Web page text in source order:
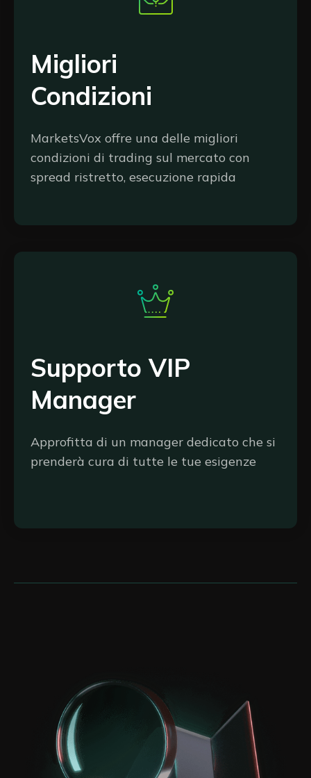
Supporto VIP
Manager
Approfitta di un manager dedicato che si
prenderà cura di tutte le tue esigenze
Migliori
Condizioni
MarketsVox offre una delle migliori
condizioni di trading sul mercato con
spread ristretto, esecuzione rapida